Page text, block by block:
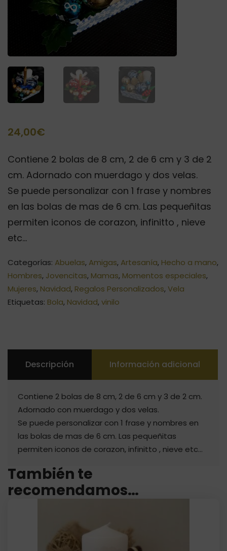
24,00€
Contiene 2 bolas de 8 cm, 2 de 6 cm y 3 de 2
cm. Adornado con muerdago y dos velas.
Se puede personalizar con 1 frase y nombres
en las bolas de mas de 6 cm. Las pequeñitas
permiten iconos de corazon, infinitto , nieve
etc…
Categorías: Abuelas, Amigas, Artesanía, Hecho a mano,
Hombres, Jovencitas, Mamas, Momentos especiales,
Mujeres, Navidad, Regalos Personalizados, Vela
Etiquetas: Bola, Navidad, vinilo
Descripción Información adicional
Contiene 2 bolas de 8 cm, 2 de 6 cm y 3 de 2 cm.
Adornado con muerdago y dos velas.
Se puede personalizar con 1 frase y nombres en
las bolas de mas de 6 cm. Las pequeñitas
permiten iconos de corazon, infinitto , nieve etc…
También te
recomendamos…